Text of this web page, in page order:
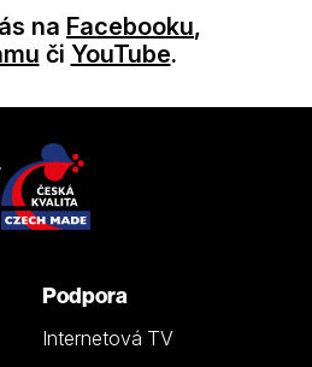
na Facebooku,
či YouTube.
Podpora
Internetová TV